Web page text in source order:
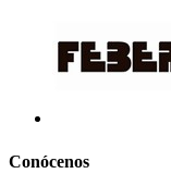
Conócenos